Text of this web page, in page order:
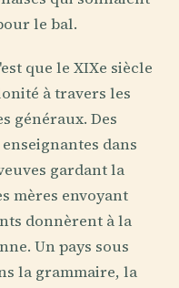
le bal.
que le XIXe siècle
à travers les
généraux. Des
dans
gardant la
mères envoyant
donnèrent à la
Un pays sous
la grammaire, la